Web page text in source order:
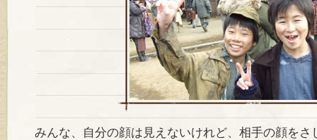
みんな、自分の顔は見えないけれど、相手の顔をさ